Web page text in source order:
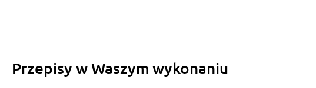
Przepisy w Waszym wykonaniu